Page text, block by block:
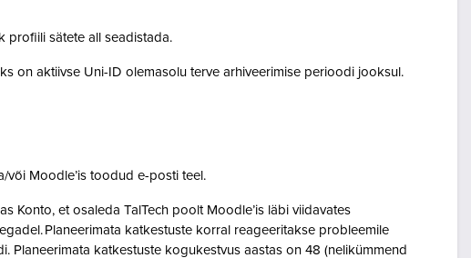
profiili sätete all seadistada.
on aktiivse Uni-ID olemasolu terve arhiveerimise perioodi jooksul.
või Moodle’is toodud e-posti teel.
Konto, et osaleda TalTech poolt Moodle’is läbi viidavates
Planeerimata katkestuste korral reageeritakse probleemile
Planeerimata katkestuste kogukestvus aastas on 48 (nelikümmend